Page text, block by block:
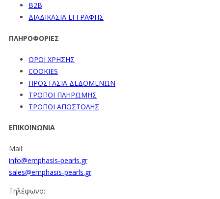
B2B
ΔΙΑΔΙΚΑΣΙΑ ΕΓΓΡΑΦΗΣ
ΠΛΗΡΟΦΟΡΙΕΣ
ΟΡΟΙ ΧΡΗΣΗΣ
COOKIES
ΠΡΟΣΤΑΣΙΑ ΔΕΔΟΜΕΝΩΝ
ΤΡΟΠΟΙ ΠΛΗΡΩΜΗΣ
ΤΡΟΠΟΙ ΑΠΟΣΤΟΛΗΣ
ΕΠΙΚΟΙΝΩΝΙΑ
Mail:
info@emphasis-pearls.gr
sales@emphasis-pearls.gr
Τηλέφωνο: